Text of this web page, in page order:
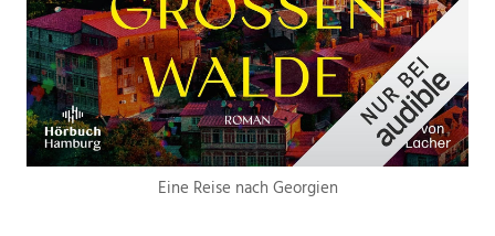
Eine Reise nach Georgien